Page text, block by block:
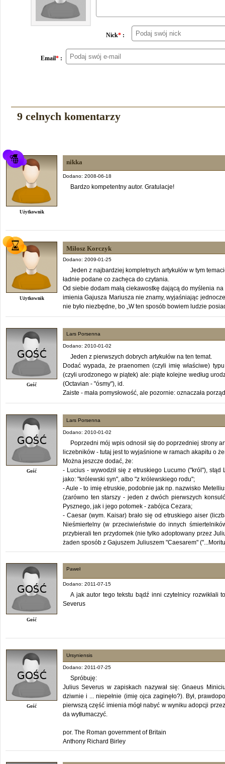
Nick* :
Email* :
9 celnych komentarzy
Użytkownik
nikka
Dodano: 2008-06-18
Bardzo kompetentny autor. Gratulacje!
Użytkownik
Miłosz Korczyk
Dodano: 2009-01-25
Jeden z najbardziej kompletnych artykułów w tym
ładnie podane co zachęca do czytania.
Od siebie dodam małą ciekawostkę dającą do myślenia
imienia Gajusza Mariusza nie znamy, wyjaśniając
nie było niezbędne, bo „W ten sposób bowiem ludzie
Gość
Lars Porsenna
Dodano: 2010-01-02
Jeden z pierwszych dobrych artykułów na ten temat.
Dodać wypada, że praenomen (czyli imię właściwe)
(czyli urodzonego w piątek) ale: piąte kolejne według
(Octavian - "ósmy"), id.
Zaiste - mała pomysłowość, ale pozornie: oznaczała
Gość
Lars Porsenna
Dodano: 2010-01-02
Poprzedni mój wpis odnosił się do poprzedniej strony
liczebników - tutaj jest to wyjaśnione w ramach akapitu o
Można jeszcze dodać, że:
- Lucius - wywodził się z etruskiego Lucumo ("król"),
jako: "królewski syn", albo "z królewskiego rodu";
- Aule - to imię etruskie, podobnie jak np. nazwisko
(zarówno ten starszy - jeden z dwóch pierwszych
Pysznego, jak i jego potomek - zabójca Cezara;
- Caesar (wym. Kaisar) brało się od etruskiego aiser
Nieśmiertelny (w przeciwieństwie do innych
przybierali ten przydomek (nie tylko adoptowany przez
żaden sposób z Gajuszem Juliuszem "Caesarem"
Gość
Paweł
Dodano: 2011-07-15
A jak autor tego tekstu bądź inni czytelnicy rozwikłali
Severus
Gość
Ursyniensis
Dodano: 2011-07-25
Spróbuję:
Julius Severus w zapiskach nazywał się: Gnaeus
dziwnie i ... niepełnie (imię ojca zaginęło?). Był,
pierwszą część imienia mógł nabyć w wyniku adopcji
da wytłumaczyć.
por. The Roman government of Britain
Anthony Richard Birley